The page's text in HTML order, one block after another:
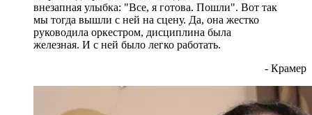
внезапная улыбка: "Все, я готова. Пошли". Вот так
мы тогда вышли с ней на сцену. Да, она жестко
руководила оркестром, дисциплина была
железная. И с ней было легко работать.
- Крамер